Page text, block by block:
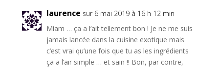
laurence sur 6 mai 2019 à 16 h 12 min
Miam … ça a l’ait tellement bon ! Je ne me suis
jamais lancée dans la cuisine exotique mais
c’est vrai qu’une fois que tu as les ingrédients
ça a l’air simple … et sain !! Bon, par contre,